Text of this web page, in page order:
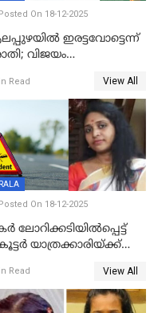
Posted On 18-12-2025
ഇരട്ടവോട്ടെന്ന്
വിജയം
എൽഡിഎഫ്
Read View All
On 18-12-2025
ലോറിക്കടിയിൽപ്പെട്ട്
യാത്രക്കാരിയ്ക്ക്
ദേശീയ പാതയിൽ
Read View All